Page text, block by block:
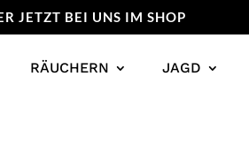
JETZT BEI UNS IM SHOP
RÄUCHERN JAGD